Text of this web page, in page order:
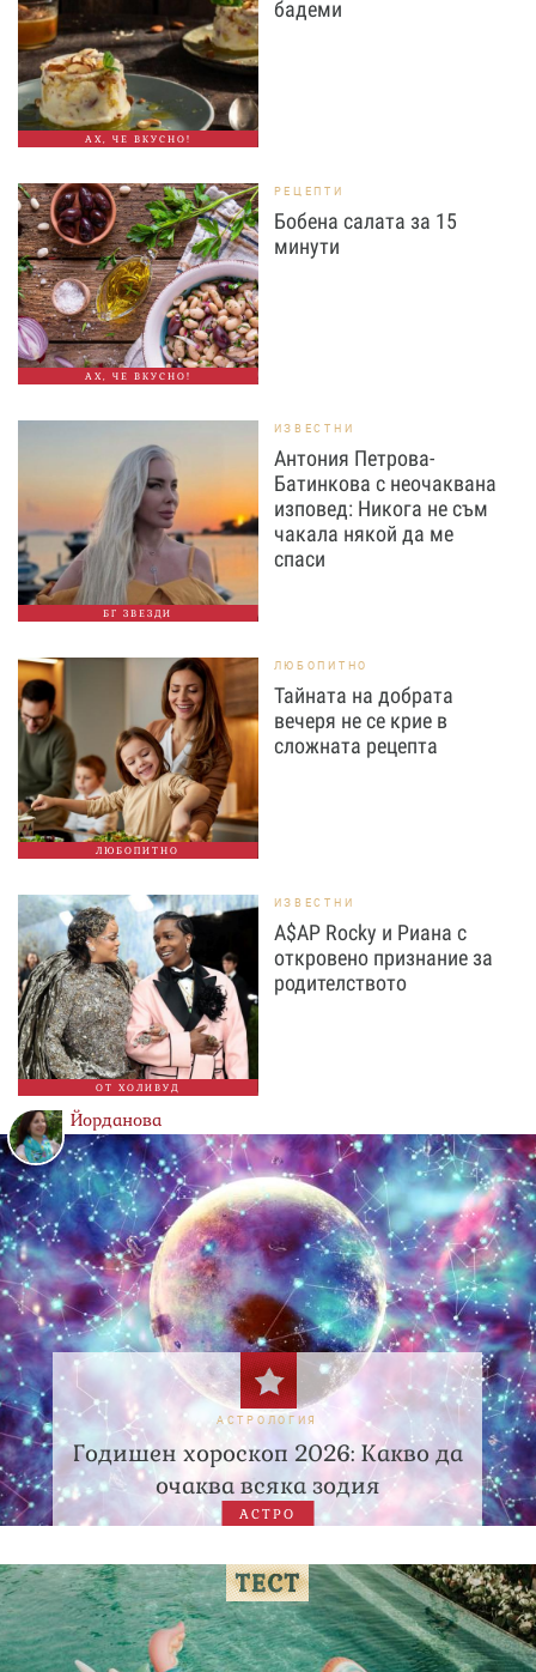
АХ, ЧЕ ВКУСНО!
бадеми
АХ, ЧЕ ВКУСНО!
РЕЦЕПТИ
Бобена салата за 15
минути
БГ ЗВЕЗДИ
ИЗВЕСТНИ
Антония Петрова-
Батинкова с неочаквана
изповед: Никога не съм
чакала някой да ме
спаси
ЛЮБОПИТНО
ЛЮБОПИТНО
Тайната на добрата
вечеря не се крие в
сложната рецепта
ОТ ХОЛИВУД
ИЗВЕСТНИ
A$AP Rocky и Риана с
откровено признание за
родителството
Йорданова
АСТРОЛОГИЯ
Годишен хороскоп 2026: Какво да
очаква всяка зодия
АСТРО